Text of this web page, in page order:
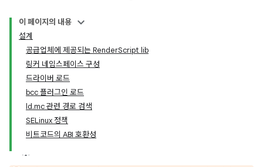
이 페이지의 내용
설계
공급업체에 제공되는 RenderScript lib
링커 네임스페이스 구성
드라이버 로드
bcc 플러그인 로드
ld.mc 관련 경로 검색
SELinux 정책
비트코드의 ABI 호환성